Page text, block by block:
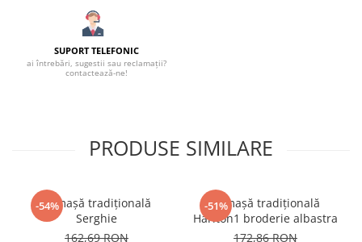
SUPORT TELEFONIC
ai întrebări, sugestii sau reclamații?
contactează-ne!
PRODUSE SIMILARE
-54%
Cămașă tradițională
Serghie
162,69 RON
-51%
Cămașă tradițională
Hariton1 broderie albastra
172,86 RON